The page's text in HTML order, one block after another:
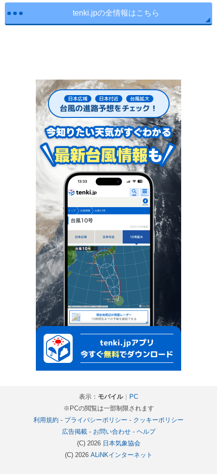
tenki.jpの全情報はこちら
表示： モバイル｜ PC
※PCの閲覧は一部制限されます
利用規約 - プライバシーポリシー - クッキーポリシー
広告掲載- お問い合わせ- ヘルプ
(C) 2026 日本気象協会
(C) 2026 ALiNKインターネット